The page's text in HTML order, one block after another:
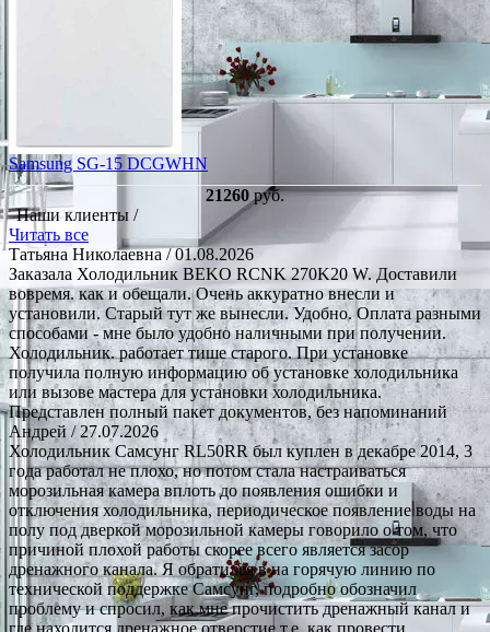
Samsung SG-15 DCGWHN
21260руб.
Наши клиенты /
Читать все
Татьяна Николаевна/ 01.08.2026
Заказала Холодильник BEKO RCNK 270K20 W. Доставили
вовремя. как и обещали. Очень аккуратно внесли и
установили. Старый тут же вынесли. Удобно. Оплата разными
способами - мне было удобно наличными при получении.
Холодильник. работает тише старого. При установке
получила полную информацию об установке холодильника
или вызове мастера для установки холодильника.
Представлен полный пакет документов, без напоминаний
Андрей / 27.07.2026
Холодильник Самсунг RL50RR был куплен в декабре 2014, 3
года работал не плохо, но потом стала настраиваться
морозильная камера вплоть до появления ошибки и
отключения холодильника, периодическое появление воды на
полу под дверкой морозильной камеры говорило о том, что
причиной плохой работы скорее всего является засор
дренажного канала. Я обратился в на горячую линию по
технической поддержке Самсунг, подробно обозначил
проблему и спросил, как мне прочистить дренажный канал и
где находится дренажное отверстие т.е. как провести